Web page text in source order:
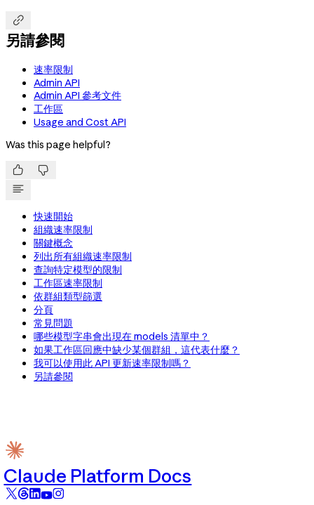

另請參閱
速率限制
Admin API
Admin API 參考文件
工作區
Usage and Cost API
Was this page helpful?
 
快速開始
組織速率限制
關鍵概念
列出所有組織速率限制
查詢特定模型的限制
工作區速率限制
依群組類型篩選
分頁
常見問題
哪些模型字串會出現在 models 清單中？
如果工作區回應中缺少某個群組，這代表什麼？
我可以使用此 API 更新速率限制嗎？
另請參閱
Claude Platform Docs